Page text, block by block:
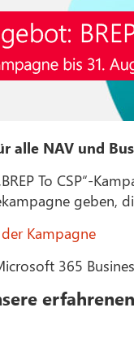
alle NAV und
To CSP“-
geben,
Kampagne
365